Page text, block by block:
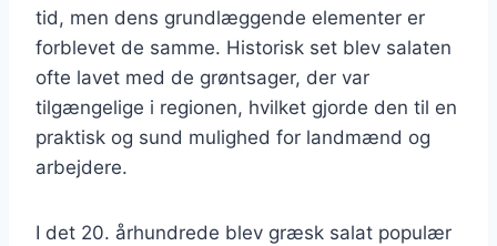
tid, men dens grundlæggende elementer er
forblevet de samme. Historisk set blev salaten
ofte lavet med de grøntsager, der var
tilgængelige i regionen, hvilket gjorde den til en
praktisk og sund mulighed for landmænd og
arbejdere.
I det 20. århundrede blev græsk salat populær